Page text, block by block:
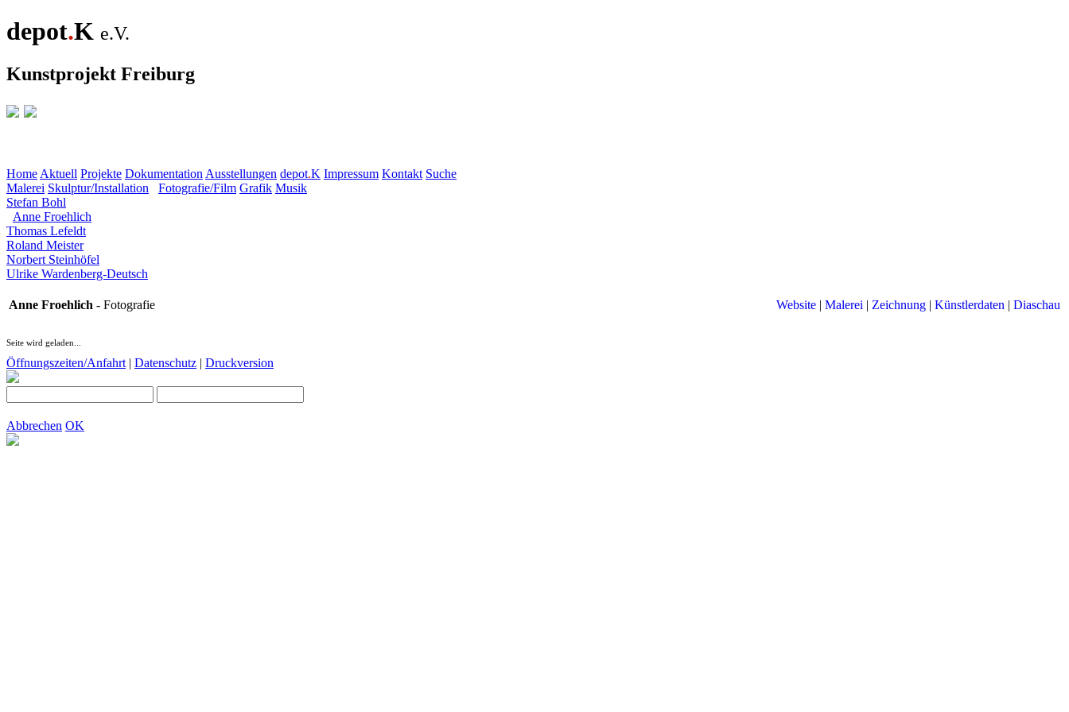
depot.K e.V.
Kunstprojekt Freiburg
Home Aktuell Projekte Dokumentation Ausstellungen depot.K Impressum Kontakt Suche
Malerei Skulptur/Installation Fotografie/Film Grafik Musik
Stefan Bohl
Anne Froehlich
Thomas Lefeldt
Roland Meister
Norbert Steinhöfel
Ulrike Wardenberg-Deutsch
Anne Froehlich - Fotografie Website | Malerei | Zeichnung | Künstlerdaten | Diaschau
Seite wird geladen...
Öffnungszeiten/Anfahrt | Datenschutz | Druckversion
Abbrechen OK